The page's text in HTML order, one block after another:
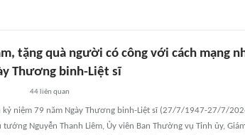
tặng quà người có công với cách mạng
Thương binh-Liệt sĩ
44 liên quan
kỷ niệm 79 năm Ngày Thương binh-Liệt sĩ (27/7/1947-27/7/
tướng Nguyễn Thanh Liêm, Ủy viên Ban Thường vụ Tỉnh ủy,